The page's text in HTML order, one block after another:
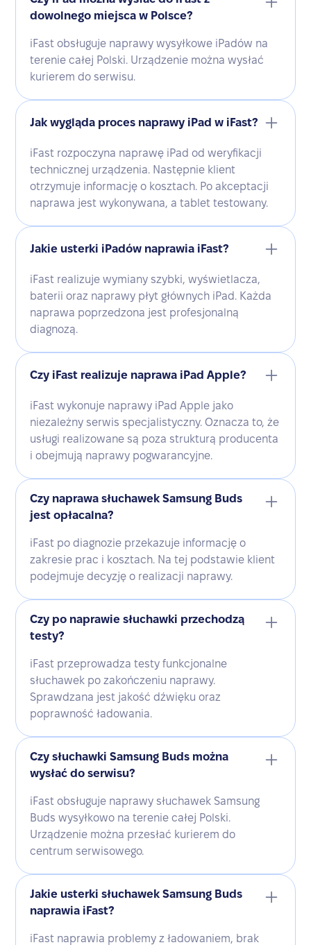
dowolnego miejsca w Polsce?
iFast obsługuje naprawy wysyłkowe iPadów na
terenie całej Polski. Urządzenie można wysłać
kurierem do serwisu.
Jak wygląda proces naprawy iPad w iFast?
iFast rozpoczyna naprawę iPad od weryfikacji
technicznej urządzenia. Następnie klient
otrzymuje informację o kosztach. Po akceptacji
naprawa jest wykonywana, a tablet testowany.
Jakie usterki iPadów naprawia iFast?
iFast realizuje wymiany szybki, wyświetlacza,
baterii oraz naprawy płyt głównych iPad. Każda
naprawa poprzedzona jest profesjonalną
diagnozą.
Czy iFast realizuje naprawa iPad Apple?
iFast wykonuje naprawy iPad Apple jako
niezależny serwis specjalistyczny. Oznacza to, że
usługi realizowane są poza strukturą producenta
i obejmują naprawy pogwarancyjne.
Czy naprawa słuchawek Samsung Buds
jest opłacalna?
iFast po diagnozie przekazuje informację o
zakresie prac i kosztach. Na tej podstawie klient
podejmuje decyzję o realizacji naprawy.
Czy po naprawie słuchawki przechodzą
testy?
iFast przeprowadza testy funkcjonalne
słuchawek po zakończeniu naprawy.
Sprawdzana jest jakość dźwięku oraz
poprawność ładowania.
Czy słuchawki Samsung Buds można
wysłać do serwisu?
iFast obsługuje naprawy słuchawek Samsung
Buds wysyłkowo na terenie całej Polski.
Urządzenie można przesłać kurierem do
centrum serwisowego.
Jakie usterki słuchawek Samsung Buds
naprawia iFast?
iFast naprawia problemy z ładowaniem, brak